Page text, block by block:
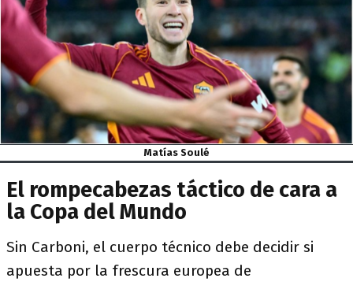
Matías Soulé
El rompecabezas táctico de cara a
la Copa del Mundo
Sin Carboni, el cuerpo técnico debe decidir si
apuesta por la frescura europea de